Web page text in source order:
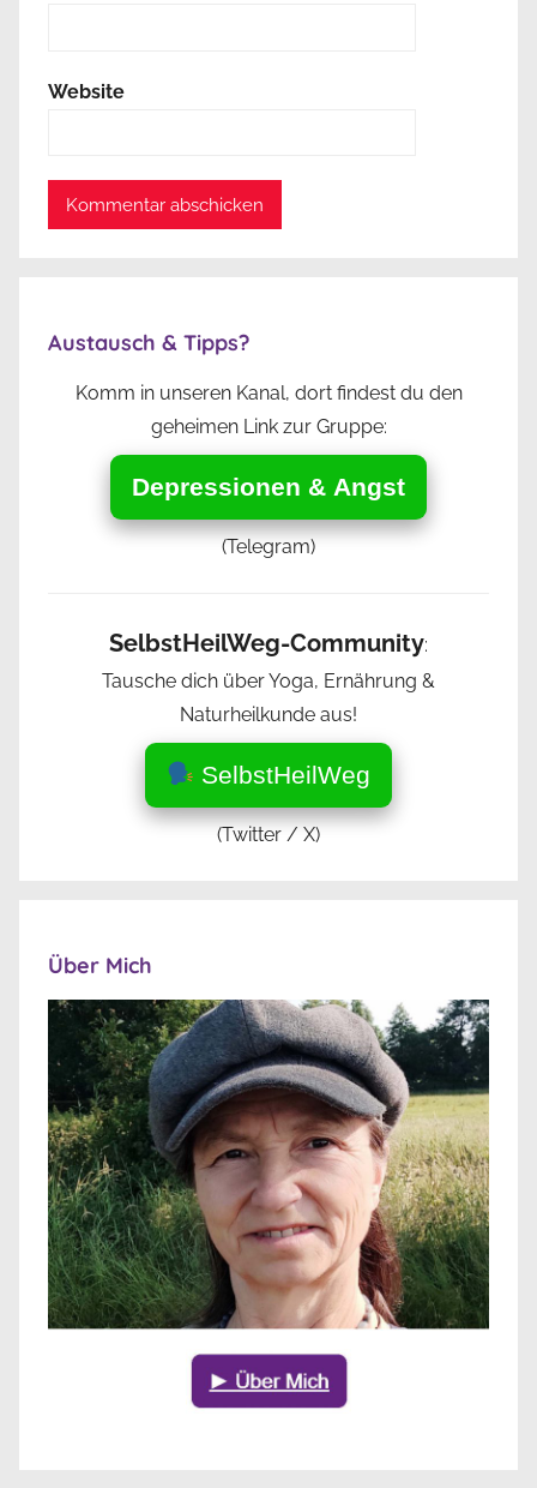
Website
Austausch & Tipps?
Komm in unseren Kanal, dort findest du den
geheimen Link zur Gruppe:
Depressionen & Angst
(Telegram)
SelbstHeilWeg-Community:
Tausche dich über Yoga, Ernährung &
Naturheilkunde aus!
SelbstHeilWeg
(Twitter / X)
Über Mich